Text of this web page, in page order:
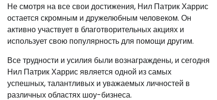
Не смотря на все свои достижения, Нил Патрик Харрис
остается скромным и дружелюбным человеком. Он
активно участвует в благотворительных акциях и
использует свою популярность для помощи другим.
Все трудности и усилия были вознаграждены, и сегодня
Нил Патрик Харрис является одной из самых
успешных, талантливых и уважаемых личностей в
различных областях шоу-бизнеса.